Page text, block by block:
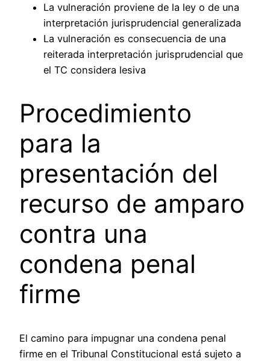
La vulneración proviene de la ley o de una
interpretación jurisprudencial generalizada
La vulneración es consecuencia de una
reiterada interpretación jurisprudencial que
el TC considera lesiva
Procedimiento
para la
presentación del
recurso de amparo
contra una
condena penal
firme
El camino para impugnar una condena penal
firme en el Tribunal Constitucional está sujeto a